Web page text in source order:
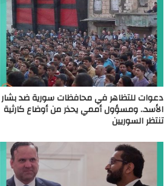
دعوات للتظاهر في محافظات سورية ضد بشار
الأسد.. ومسؤول أممي يحذر من أوضاع كارثية
تنتظر السوريين